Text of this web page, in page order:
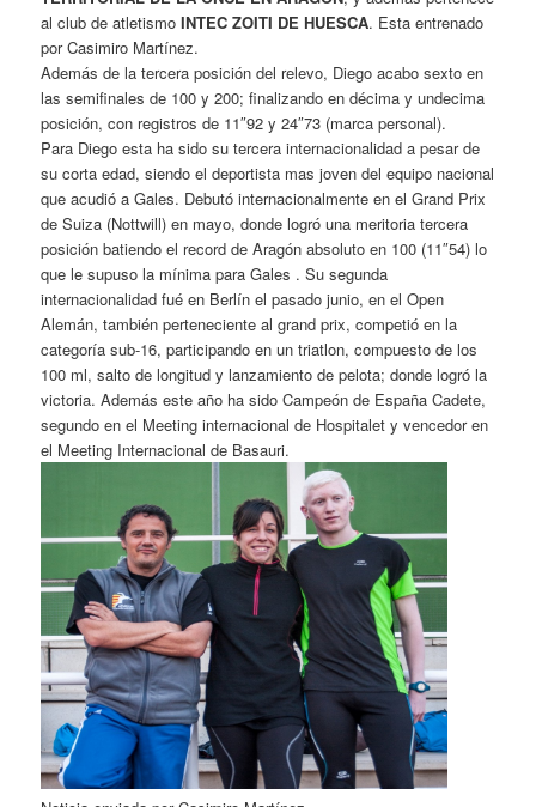
al club de atletismoINTEC ZOITI DE HUESCA. Esta entrenado
por Casimiro Martínez.
Además de la tercera posición del relevo, Diego acabo sexto en
las semifinales de 100 y 200; finalizando en décima y undecima
posición, con registros de 11″92 y 24″73 (marca personal).
Para Diego esta ha sido su tercera internacionalidad a pesar de
su corta edad, siendo el deportista mas joven del equipo nacional
que acudió a Gales. Debutó internacionalmente en el Grand Prix
de Suiza (Nottwill) en mayo, donde logró una meritoria tercera
posición batiendo el record de Aragón absoluto en 100 (11″54) lo
que le supuso la mínima para Gales . Su segunda
internacionalidad fué en Berlín el pasado junio, en el Open
Alemán, también perteneciente al grand prix, competió en la
categoría sub-16, participando en un triatlon, compuesto de los
100 ml, salto de longitud y lanzamiento de pelota; donde logró la
victoria. Además este año ha sido Campeón de España Cadete,
segundo en el Meeting internacional de Hospitalet y vencedor en
el Meeting Internacional de Basauri.